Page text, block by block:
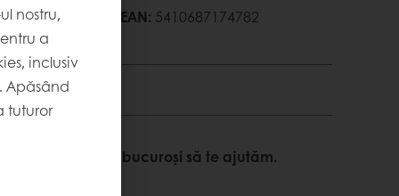
Zile Cod EAN: 5410687174782
Suntem bucuroși să te ajutăm.
nostru,
a
inclusiv
Apăsând
tuturor